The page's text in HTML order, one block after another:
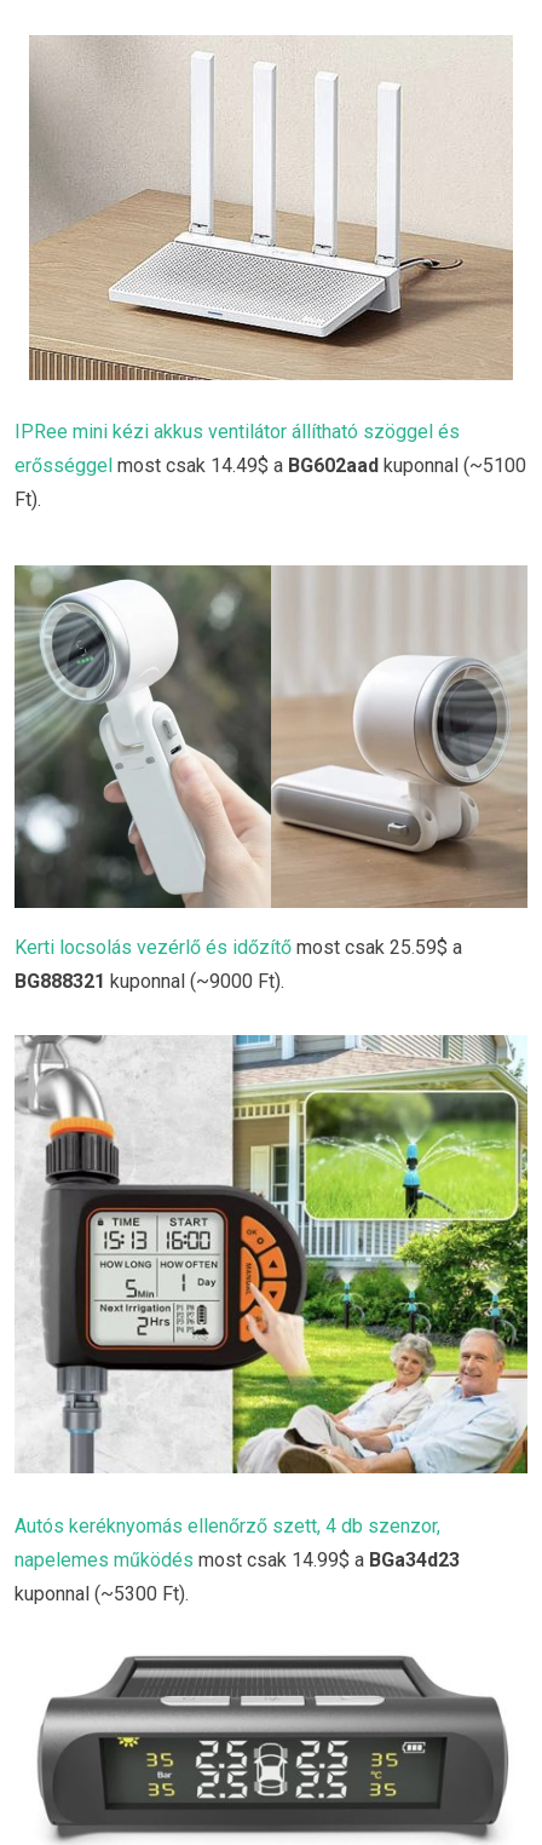
IPRee mini kézi akkus ventilátor állítható szöggel és
erősséggel most csak 14.49$ a BG602aad kuponnal (~5100
Ft).
Kerti locsolás vezérlő és időzítő most csak 25.59$ a
BG888321 kuponnal (~9000 Ft).
Autós keréknyomás ellenőrző szett, 4 db szenzor,
napelemes működés most csak 14.99$ a BGa34d23
kuponnal (~5300 Ft).